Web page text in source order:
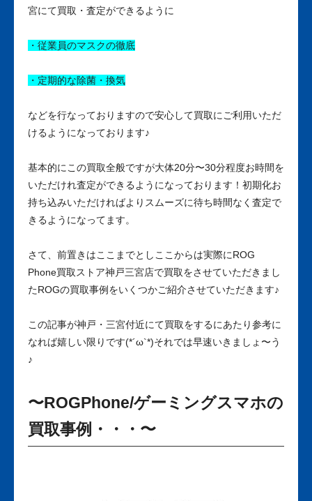
宮にて買取・査定ができるように
・従業員のマスクの徹底
・定期的な除菌・換気
などを行なっておりますので安心して買取にご利用いただ
けるようになっております♪
基本的にこの買取全般ですが大体20分〜30分程度お時間を
いただけれ査定ができるようになっております！初期化お
持ち込みいただければよりスムーズに待ち時間なく査定で
きるようになってます。
さて、前置きはここまでとしここからは実際にROG
Phone買取ストア神戸三宮店で買取をさせていただきまし
たROGの買取事例をいくつかご紹介させていただきます♪
この記事が神戸・三宮付近にて買取をするにあたり参考に
なれば嬉しい限りです(*´ω`*)それでは早速いきましょ〜う
♪
〜ROGPhone/ゲーミングスマホの
買取事例・・・〜